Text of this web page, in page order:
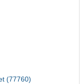
(77760)